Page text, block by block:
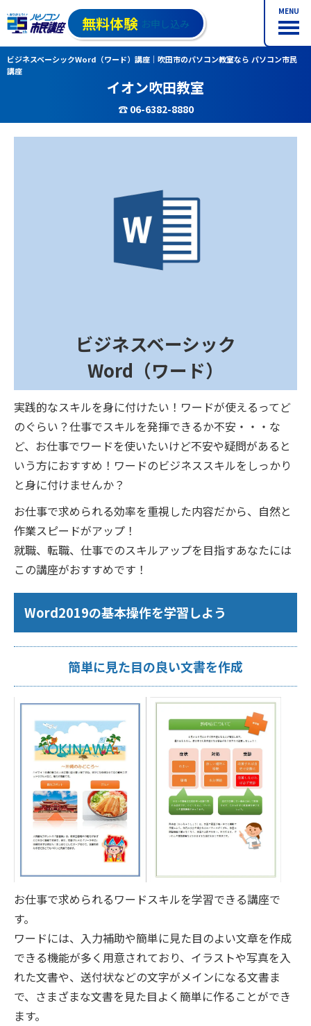
MENU
無料体験 お申し込み
ビジネスベーシックWord（ワード）講座｜吹田市のパソコン教室なら パソコン市民
講座
イオン吹田教室
☎ 06-6382-8880
ビジネスベーシック
Word（ワード）
実践的なスキルを身に付けたい！ワードが使えるってど
のぐらい？仕事でスキルを発揮できるか不安・・・な
ど、お仕事でワードを使いたいけど不安や疑問があると
いう方におすすめ！ワードのビジネススキルをしっかり
と身に付けませんか？
お仕事で求められる効率を重視した内容だから、自然と
作業スピードがアップ！
就職、転職、仕事でのスキルアップを目指すあなたには
この講座がおすすめです！
Word2019の基本操作を学習しよう
簡単に見た目の良い文書を作成
お仕事で求められるワードスキルを学習できる講座で
す。
ワードには、入力補助や簡単に見た目のよい文章を作成
できる機能が多く用意されており、イラストや写真を入
れた文書や、送付状などの文字がメインになる文書ま
で、さまざまな文書を見た目よく簡単に作ることができ
ます。